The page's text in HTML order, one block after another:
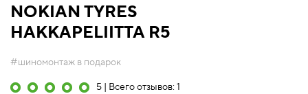
NOKIAN TYRES
HAKKAPELIITTA R5
#шиномонтаж в подарок
5 | Всего отзывов: 1